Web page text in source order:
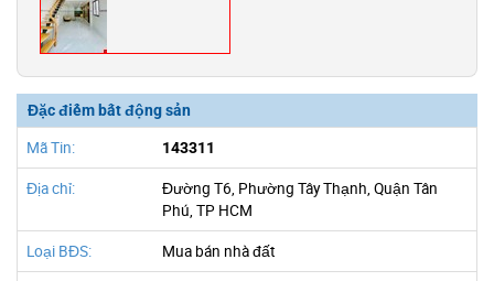
Đặc điểm bất động sản
Mã Tin: 143311
Địa chỉ:
Đường T6, Phường Tây Thạnh, Quận Tân
Phú, TP HCM
Loại BĐS: Mua bán nhà đất